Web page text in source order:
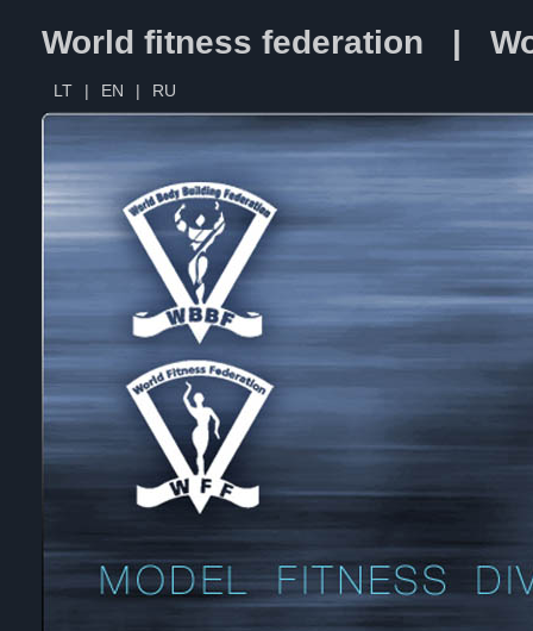
World fitness federation |
LT | EN | RU